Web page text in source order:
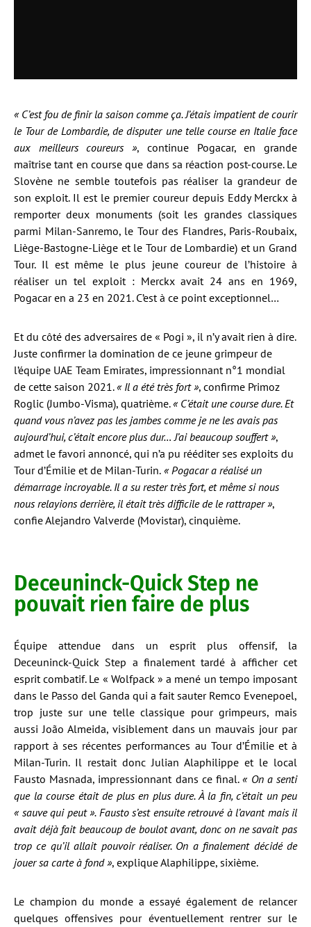
« C’est fou de finir la saison comme ça. J’étais impatient de courir
le Tour de Lombardie, de disputer une telle course en Italie face
aux meilleurs coureurs », continue Pogacar, en grande
maîtrise tant en course que dans sa réaction post-course. Le
Slovène ne semble toutefois pas réaliser la grandeur de
son exploit. Il est le premier coureur depuis Eddy Merckx à
remporter deux monuments (soit les grandes classiques
parmi Milan-Sanremo, le Tour des Flandres, Paris-Roubaix,
Liège-Bastogne-Liège et le Tour de Lombardie) et un Grand
Tour. Il est même le plus jeune coureur de l’histoire à
réaliser un tel exploit : Merckx avait 24 ans en 1969,
Pogacar en a 23 en 2021. C’est à ce point exceptionnel…
Et du côté des adversaires de « Pogi », il n’y avait rien à dire.
Juste confirmer la domination de ce jeune grimpeur de
l’équipe UAE Team Emirates, impressionnant n°1 mondial
de cette saison 2021.« Il a été très fort », confirme Primoz
Roglic (Jumbo-Visma), quatrième.« C’était une course dure. Et
quand vous n’avez pas les jambes comme je ne les avais pas
aujourd’hui, c’était encore plus dur… J’ai beaucoup souffert »,
admet le favori annoncé, qui n’a pu rééditer ses exploits du
Tour d’Émilie et de Milan-Turin. « Pogacar a réalisé un
démarrage incroyable. Il a su rester très fort, et même si nous
nous relayions derrière, il était très difficile de le rattraper »,
confie Alejandro Valverde (Movistar), cinquième.
Deceuninck-Quick Step ne
pouvait rien faire de plus
Équipe attendue dans un esprit plus offensif, la
Deceuninck-Quick Step a finalement tardé à afficher cet
esprit combatif. Le « Wolfpack » a mené un tempo imposant
dans le Passo del Ganda qui a fait sauter Remco Evenepoel,
trop juste sur une telle classique pour grimpeurs, mais
aussi João Almeida, visiblement dans un mauvais jour par
rapport à ses récentes performances au Tour d’Émilie et à
Milan-Turin. Il restait donc Julian Alaphilippe et le local
Fausto Masnada, impressionnant dans ce final.« On a senti
que la course était de plus en plus dure. À la fin, c’était un peu
« sauve qui peut ». Fausto s’est ensuite retrouvé à l’avant mais il
avait déjà fait beaucoup de boulot avant, donc on ne savait pas
trop ce qu’il allait pouvoir réaliser. On a finalement décidé de
jouer sa carte à fond », explique Alaphilippe, sixième.
Le champion du monde a essayé également de relancer
quelques offensives pour éventuellement rentrer sur le